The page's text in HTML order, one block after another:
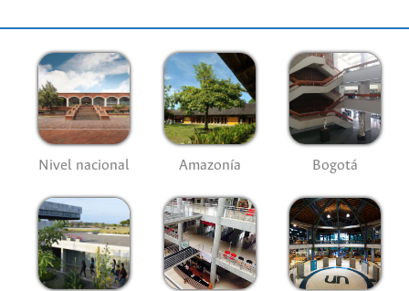
Nivel nacional Amazonía Bogotá